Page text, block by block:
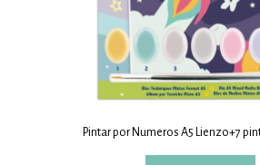
Pintar por Numeros A5 Lienzo+7